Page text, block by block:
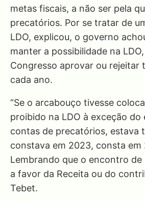
metas fiscais, a não ser pela
precatórios. Por se tratar de
LDO, explicou, o governo
manter a possibilidade na
Congresso aprovar ou rejeitar
cada ano.
“Se o arcabouço tivesse
proibido na LDO à exceção
contas de precatórios, estava
constava em 2023, consta em
Lembrando que o encontro
a favor da Receita ou do
Tebet.